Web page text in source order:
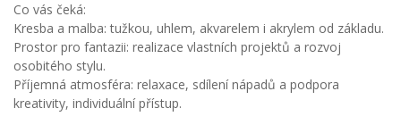
Co vás čeká:
Kresba a malba: tužkou, uhlem, akvarelem i akrylem od základu.
Prostor pro fantazii: realizace vlastních projektů a rozvoj
osobitého stylu.
Příjemná atmosféra: relaxace, sdílení nápadů a podpora
kreativity, individuální přístup.